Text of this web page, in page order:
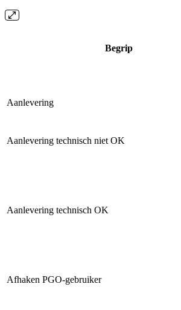
Begrip
Aanlevering
Aanlevering technisch niet OK
Aanlevering technisch OK
Afhaken PGO-gebruiker